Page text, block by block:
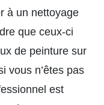
à un nettoyage
que ceux-ci
de peinture sur
vous n’êtes pas
est